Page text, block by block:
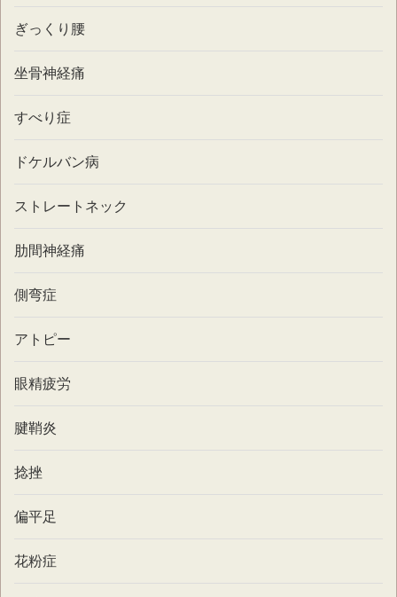
ぎっくり腰
坐骨神経痛
すべり症
ドケルバン病
ストレートネック
肋間神経痛
側弯症
アトピー
眼精疲労
腱鞘炎
捻挫
偏平足
花粉症